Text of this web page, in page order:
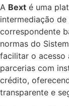
A Bext é uma
intermediação
correspondente
normas do
facilitar o acesso
parcerias com
crédito,
transparente e